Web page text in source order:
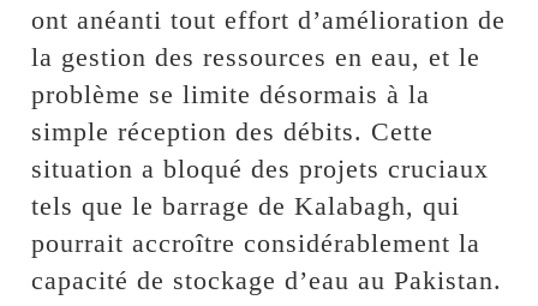
ont anéanti tout effort d’amélioration de
la gestion des ressources en eau, et le
problème se limite désormais à la
simple réception des débits. Cette
situation a bloqué des projets cruciaux
tels que le barrage de Kalabagh, qui
pourrait accroître considérablement la
capacité de stockage d’eau au Pakistan.